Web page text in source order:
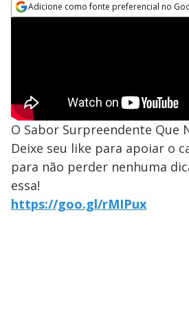
Adicione como fonte preferencial no
O Sabor Surpreendente Que
Deixe seu like para apoiar o
para não perder nenhuma
essa!
https://goo.gl/rMIPux